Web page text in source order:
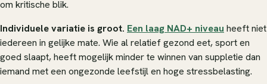
om kritische blik.
Individuele variatie is groot. Een laag NAD+ niveau heeft niet
iedereen in gelijke mate. Wie al relatief gezond eet, sport en
goed slaapt, heeft mogelijk minder te winnen van suppletie dan
iemand met een ongezonde leefstijl en hoge stressbelasting.